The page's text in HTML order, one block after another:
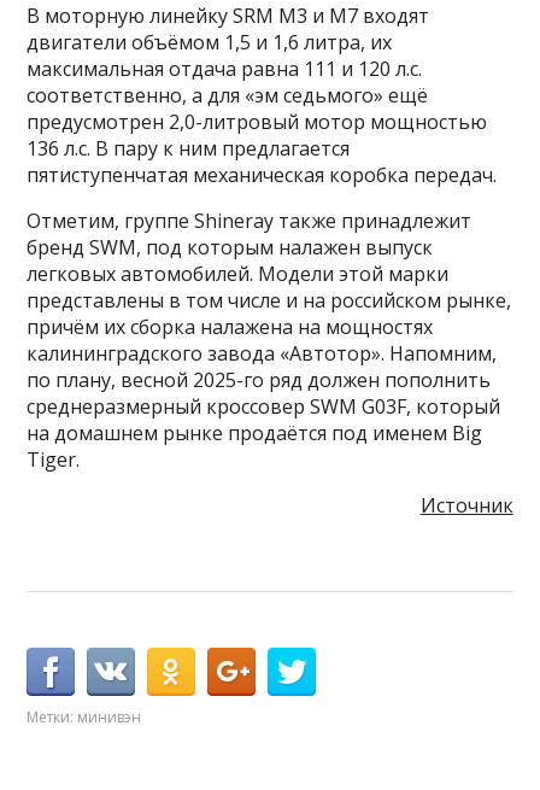
В моторную линейку SRM M3 и M7 входят
двигатели объёмом 1,5 и 1,6 литра, их
максимальная отдача равна 111 и 120 л.с.
соответственно, а для «эм седьмого» ещё
предусмотрен 2,0-литровый мотор мощностью
136 л.с. В пару к ним предлагается
пятиступенчатая механическая коробка передач.
Отметим, группе Shineray также принадлежит
бренд SWM, под которым налажен выпуск
легковых автомобилей. Модели этой марки
представлены в том числе и на российском рынке,
причём их сборка налажена на мощностях
калининградского завода «Автотор». Напомним,
по плану, весной 2025-го ряд должен пополнить
среднеразмерный кроссовер SWM G03F, который
на домашнем рынке продаётся под именем Big
Tiger.
Источник
Метки: минивэн